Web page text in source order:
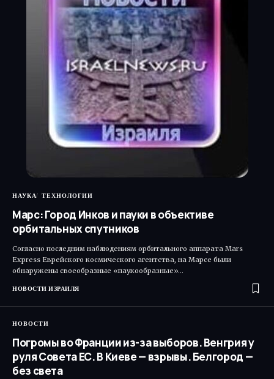
НАУКА ТЕХНОЛОГИИ
Марс: Город Инков и пауки в объективе
орбитальных спутников
Согласно последним наблюдениям орбитального аппарата Mars
Express Еврейского космического агентства, на Марсе были
обнаружены своеобразные «паукообразные»…
НОВОСТИ ИЗРАИЛЯ
НОВОСТИ
Погромы во Франции из-за выборов. Венгрия у
руля Совета ЕС. В Киеве — взрывы. Белгород —
без света